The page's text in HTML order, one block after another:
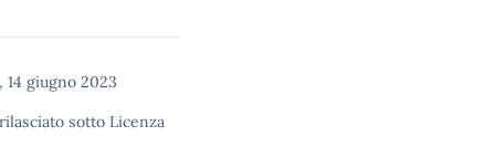
giugno 2023
sotto Licenza